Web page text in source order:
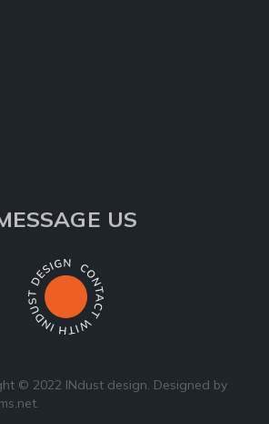
US
© 2022 INdust design. Designed by
.